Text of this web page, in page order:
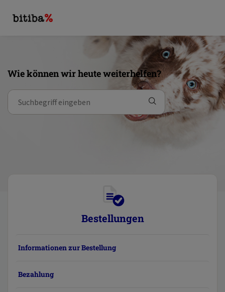
Wie können wir heute weiterhelfen?
Bestellungen
Informationen zur Bestellung
Bezahlung